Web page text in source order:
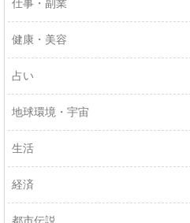
仕事・副業
健康・美容
占い
地球環境・宇宙
生活
経済